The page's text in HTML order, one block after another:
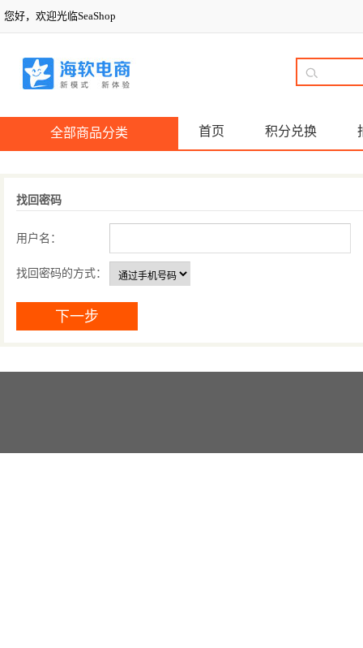
您好，欢迎光临SeaShop
全部商品分类 首页 积分兑换
找回密码
用户名：
找回密码的方式：